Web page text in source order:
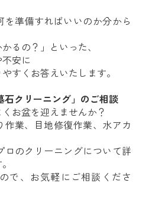
を準備すればいいのか分から
るの？」といった、
安に
すくお答えいたします。
クリーニング」のご相談
お盆を迎えませんか？
作業、目地修復作業、水アカ
ロのクリーニングについて詳
で、お気軽にご相談くださ